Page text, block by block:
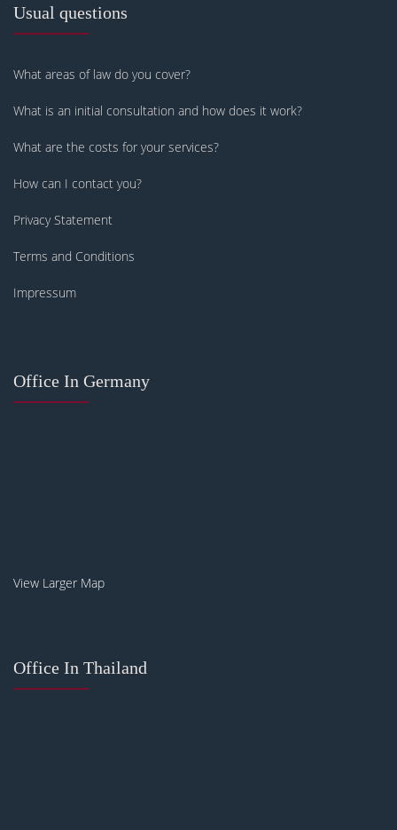
Usual questions
What areas of law do you cover?
What is an initial consultation and how does it work?
What are the costs for your services?
How can I contact you?
Privacy Statement
Terms and Conditions
Impressum
Office In Germany
View Larger Map
Office In Thailand